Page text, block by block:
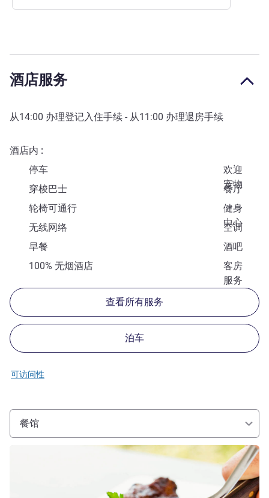
酒店服务
从14:00 办理登记入住手续 - 从11:00 办理退房手续
酒店内
停车
欢迎
宠物
穿梭巴士
餐厅
轮椅可通行
健身
中心
无线网络
空调
早餐
酒吧
100% 无烟酒店
客房
服务
查看所有服务
泊车
可访问性
餐馆